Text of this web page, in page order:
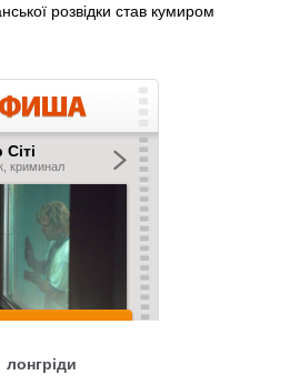
розвідки став кумиром
лонгріди